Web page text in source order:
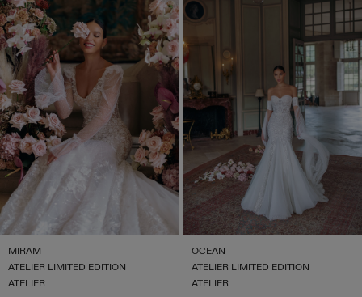
MIRAM
ATELIER LIMITED EDITION
ATELIER
OCEAN
ATELIER LIMITED EDITION
ATELIER